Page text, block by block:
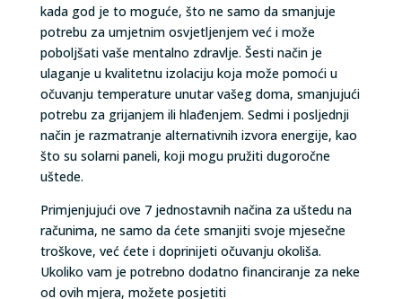
kada god je to moguće, što ne samo da smanjuje
potrebu za umjetnim osvjetljenjem već i može
poboljšati vaše mentalno zdravlje. Šesti način je
ulaganje u kvalitetnu izolaciju koja može pomoći u
očuvanju temperature unutar vašeg doma, smanjujući
potrebu za grijanjem ili hlađenjem. Sedmi i posljednji
način je razmatranje alternativnih izvora energije, kao
što su solarni paneli, koji mogu pružiti dugoročne
uštede.
Primjenjujući ove 7 jednostavnih načina za uštedu na
računima, ne samo da ćete smanjiti svoje mjesečne
troškove, već ćete i doprinijeti očuvanju okoliša.
Ukoliko vam je potrebno dodatno financiranje za neke
od ovih mjera, možete posjetiti